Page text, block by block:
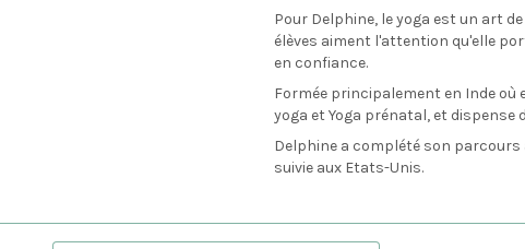
Pour Delphine, le yoga est un art
élèves aiment l'attention qu'elle
en confiance.
Formée principalement en Inde où
yoga et Yoga prénatal, et
Delphine a complété son parcours
suivie aux Etats-Unis.